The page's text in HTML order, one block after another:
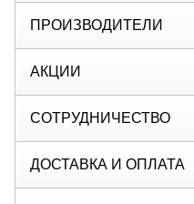
ПРОИЗВОДИТЕЛИ
АКЦИИ
СОТРУДНИЧЕСТВО
ДОСТАВКА И ОПЛАТА